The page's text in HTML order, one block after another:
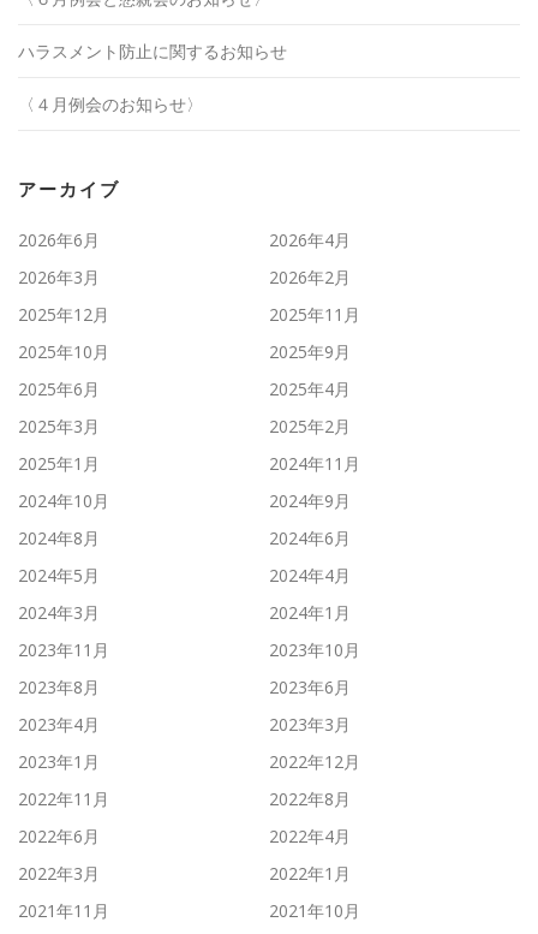
ハラスメント防止に関するお知らせ
〈４月例会のお知らせ〉
アーカイブ
2026年6月
2026年4月
2026年3月
2026年2月
2025年12月
2025年11月
2025年10月
2025年9月
2025年6月
2025年4月
2025年3月
2025年2月
2025年1月
2024年11月
2024年10月
2024年9月
2024年8月
2024年6月
2024年5月
2024年4月
2024年3月
2024年1月
2023年11月
2023年10月
2023年8月
2023年6月
2023年4月
2023年3月
2023年1月
2022年12月
2022年11月
2022年8月
2022年6月
2022年4月
2022年3月
2022年1月
2021年11月
2021年10月